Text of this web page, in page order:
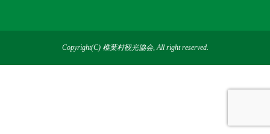
Copyright(C) 椎葉村観光協会, All right reserved.